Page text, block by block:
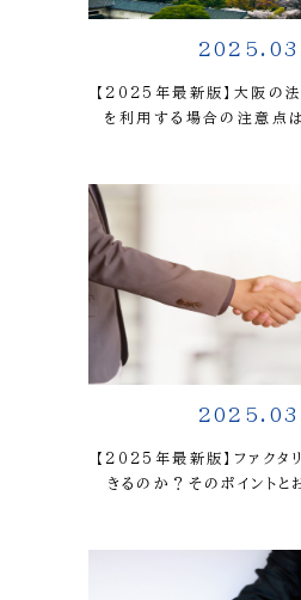
【2025年最新版】大阪の法
を利用する場合の注意点
【2025年最新版】ファクタ
きるのか？そのポイント